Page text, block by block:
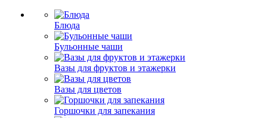
Блюда
Бульонные чаши
Вазы для фруктов и этажерки
Вазы для цветов
Горшочки для запекания